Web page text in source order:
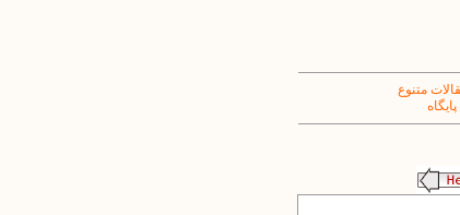
متنوع